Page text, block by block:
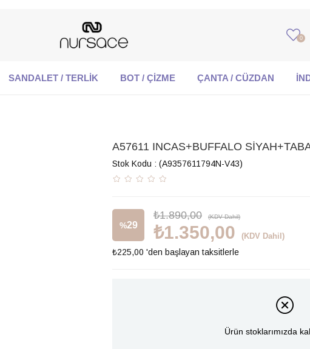
0
SANDALET / TERLİK BOT / ÇİZME ÇANTA / CÜZDAN
A57611 INCAS+BUFFALO
Stok Kodu (A9357611794N-V43)
%29
İndirim
₺1.890,00 (KDV Dahil)
₺1.350,00 (KDV Dahil)
₺225,00 'den başlayan taksitlerle
Ürün stoklarımızda